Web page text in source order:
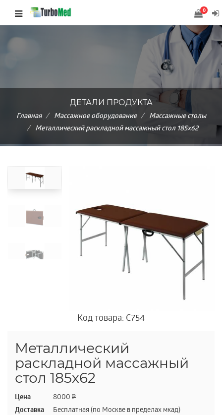
0
ДЕТАЛИ ПРОДУКТА
Главная
Массажное оборудование
Массажные столы
Металлический раскладной массажный стол 185х62
Код товара: C754
Металлический
раскладной массажный
стол 185х62
Цена 8000 P
Доставка Бесплатная (по Москве в пределах мкад)